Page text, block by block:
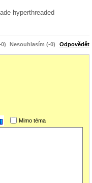
hyperthreaded
Nesouhlasím (-0) Odpovědět
Mimo téma